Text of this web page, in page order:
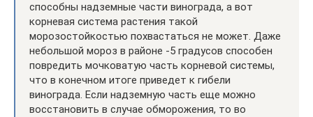
способны надземные части винограда, а вот
корневая система растения такой
морозостойкостью похвастаться не может. Даже
небольшой мороз в районе -5 градусов способен
повредить мочковатую часть корневой системы,
что в конечном итоге приведет к гибели
винограда. Если надземную часть еще можно
восстановить в случае обморожения, то во